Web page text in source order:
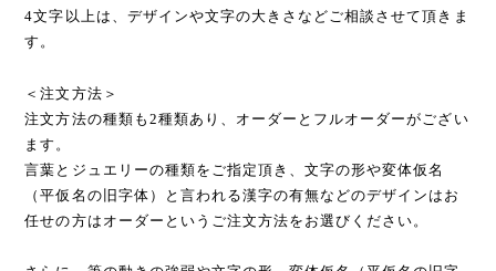
4文字以上は、デザインや文字の大きさなどご相談させて頂きま
す。
＜注文方法＞
注文方法の種類も2種類あり、オーダーとフルオーダーがござい
ます。
言葉とジュエリーの種類をご指定頂き、文字の形や変体仮名
（平仮名の旧字体）と言われる漢字の有無などのデザインはお
任せの方はオーダーというご注文方法をお選びください。